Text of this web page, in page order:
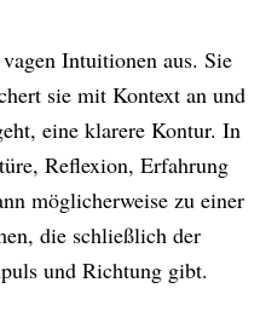
Intuitionen aus. Sie
sie mit Kontext an und
eine klarere Kontur. In
Reflexion, Erfahrung
möglicherweise zu einer
die schließlich der
und Richtung gibt.